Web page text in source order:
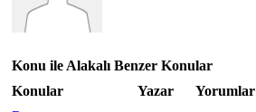
Konu ile Alakalı Benzer Konular
Konular
Yazar Yorumlar